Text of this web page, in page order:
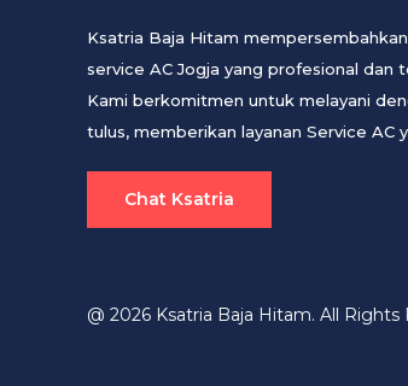
Ksatria Baja Hitam
service AC Jogja yang profesional dan
Kami berkomitmen untuk melayani
tulus, memberikan layanan Service AC
Chat Ksatria
@ 2026 Ksatria Baja Hitam. All Rights